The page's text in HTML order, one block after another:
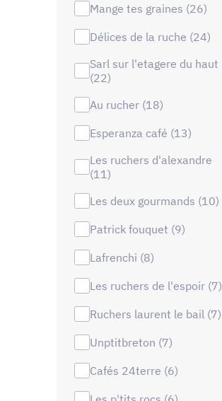
mange tes graines (26)
délices de la ruche (24)
sarl sur l'etagere du haut
(22)
au rucher (18)
esperanza café (13)
les ruchers d'alexandre
(11)
les deux gourmands (10)
patrick fouquet (9)
lafrenchi (8)
les ruchers de l'espoir (7)
ruchers laurent le bail (7)
unptitbreton (7)
cafés 24terre (6)